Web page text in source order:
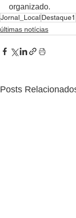
organizado.
Jornal_LocalDestaque1
últimas notícias
Posts